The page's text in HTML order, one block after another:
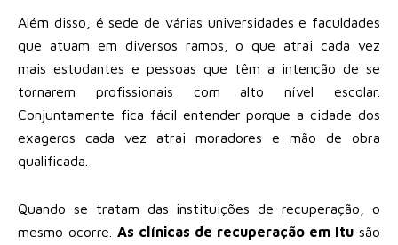
Além disso, é sede de várias universidades e faculdades
que atuam em diversos ramos, o que atrai cada vez
mais estudantes e pessoas que têm a intenção de se
tornarem profissionais com alto nível escolar.
Conjuntamente fica fácil entender porque a cidade dos
exageros cada vez atrai moradores e mão de obra
qualificada.
Quando se tratam das instituições de recuperação, o
mesmo ocorre. As clínicas de recuperação em Itu são